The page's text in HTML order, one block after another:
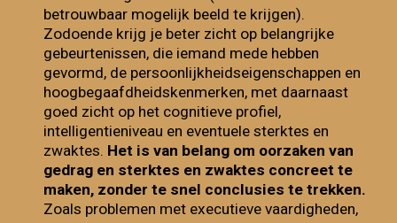
betrouwbaar mogelijk beeld te krijgen).
Zodoende krijg je beter zicht op belangrijke
gebeurtenissen, die iemand mede hebben
gevormd, de persoonlijkheidseigenschappen en
hoogbegaafdheidskenmerken, met daarnaast
goed zicht op het cognitieve profiel,
intelligentieniveau en eventuele sterktes en
zwaktes. Het is van belang om oorzaken van
gedrag en sterktes en zwaktes concreet te
maken, zonder te snel conclusies te trekken.
Zoals problemen met executieve vaardigheden,